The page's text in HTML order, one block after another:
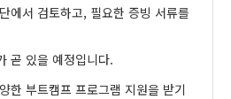
에서 검토하고, 필요한 증빙 서류를
곧 있을 예정입니다.
한 부트캠프 프로그램 지원을 받기